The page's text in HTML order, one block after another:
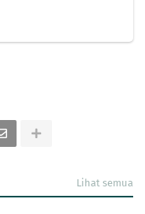
Lihat semua